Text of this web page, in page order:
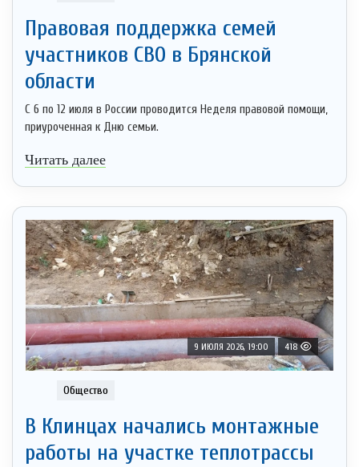
Правовая поддержка семей
участников СВО в Брянской
области
С 6 по 12 июля в России проводится Неделя правовой помощи,
приуроченная к Дню семьи.
Читать далее
9 ИЮЛЯ 2026, 19:00 418
Общество
В Клинцах начались монтажные
работы на участке теплотрассы